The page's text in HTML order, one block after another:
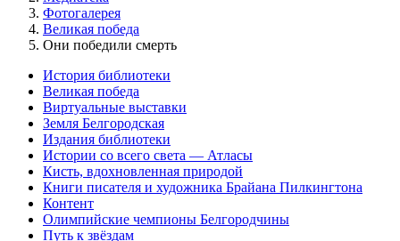
Фотогалерея
Великая победа
Они победили смерть
История библиотеки
Великая победа
Виртуальные выставки
Земля Белгородская
Издания библиотеки
Истории со всего света — Атласы
Кисть, вдохновленная природой
Книги писателя и художника Брайана Пилкингтона
Контент
Олимпийские чемпионы Белгородчины
Путь к звёздам